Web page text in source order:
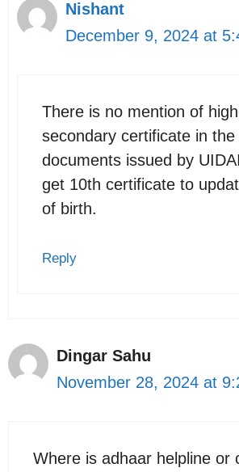
Nishant
December 9, 2024 at
There is no mention of
secondary certificate in
documents issued by
get 10th certificate to
of birth.
Reply
Dingar Sahu
November 28, 2024 at
Where is adhaar helpline or